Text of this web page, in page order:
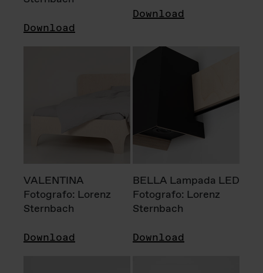
Download
Download
VALENTINA
Fotografo: Lorenz
Sternbach
Download
BELLA Lampada LED
Fotografo: Lorenz
Sternbach
Download